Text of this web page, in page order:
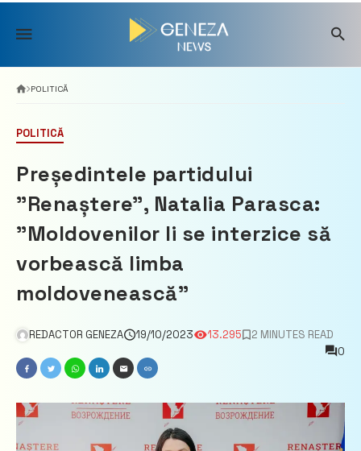
Skip
content
POLITICĂ
POLITICĂ
Președintele partidului
”Renaștere”, Natalia Parasca:
”Moldovenilor li se interzice să
vorbească limba
moldovenească”
REDACTOR GENEZA 19/10/2023 13.295
2 MINUTES READ
0